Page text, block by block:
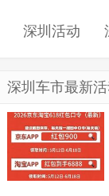
深圳活动
深圳车市最新